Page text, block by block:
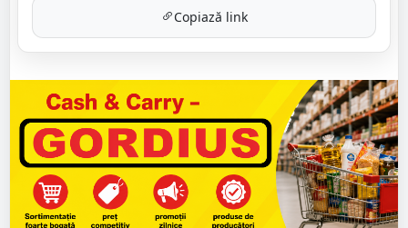
Copiază link